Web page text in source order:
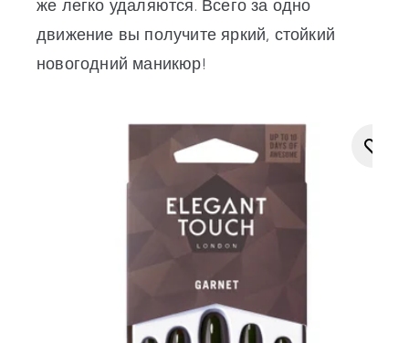
же легко удаляются. Всего за одно
движение вы получите яркий, стойкий
новогодний маникюр!